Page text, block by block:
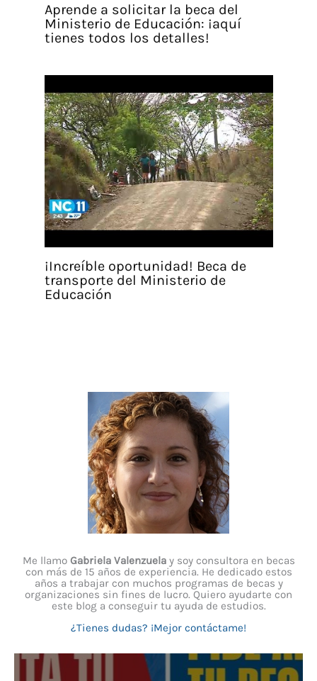
Aprende a solicitar la beca del
Ministerio de Educación: ¡aquí
tienes todos los detalles!
¡Increíble oportunidad! Beca de
transporte del Ministerio de
Educación
Me llamo Gabriela Valenzuelay soy consultora en becas
con más de 15 años de experiencia. He dedicado estos
años a trabajar con muchos programas de becas y
organizaciones sin fines de lucro. Quiero ayudarte con
este blog a conseguir tu ayuda de estudios.
¿Tienes dudas? ¡Mejor contáctame!